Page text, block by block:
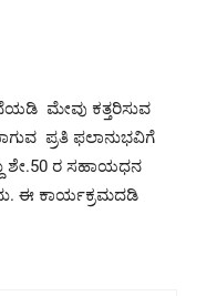
ಮೇವು ಕತ್ತರಿಸುವ
ಪ್ರತಿ ಫಲಾನುಭವಿಗೆ
ಶೇ.50 ರ ಸಹಾಯಧನ
ಈ ಕಾರ್ಯಕ್ರಮದಡಿ